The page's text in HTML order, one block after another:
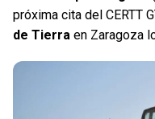
próxima cita del CERTT
de Tierra en Zaragoza